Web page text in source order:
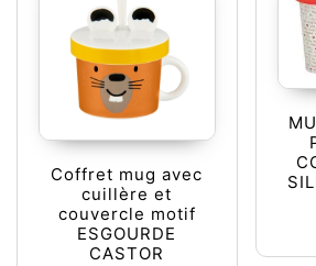
Coffret mug avec
cuillère et
couvercle motif
ESGOURDE
CASTOR